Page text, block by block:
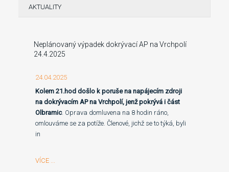
AKTUALITY
Neplánovaný výpadek dokrývací AP na Vrchpolí
24.4.2025
24.04.2025
Kolem 21.hod došlo k poruše na napájecím zdroji
na dokrývacím AP na Vrchpolí, jenž pokrývá i část
Olbramic. Oprava domluvena na 8 hodin ráno,
omlouváme se za potíže. Členové, jichž se to týká, byli
in
VÍCE ...